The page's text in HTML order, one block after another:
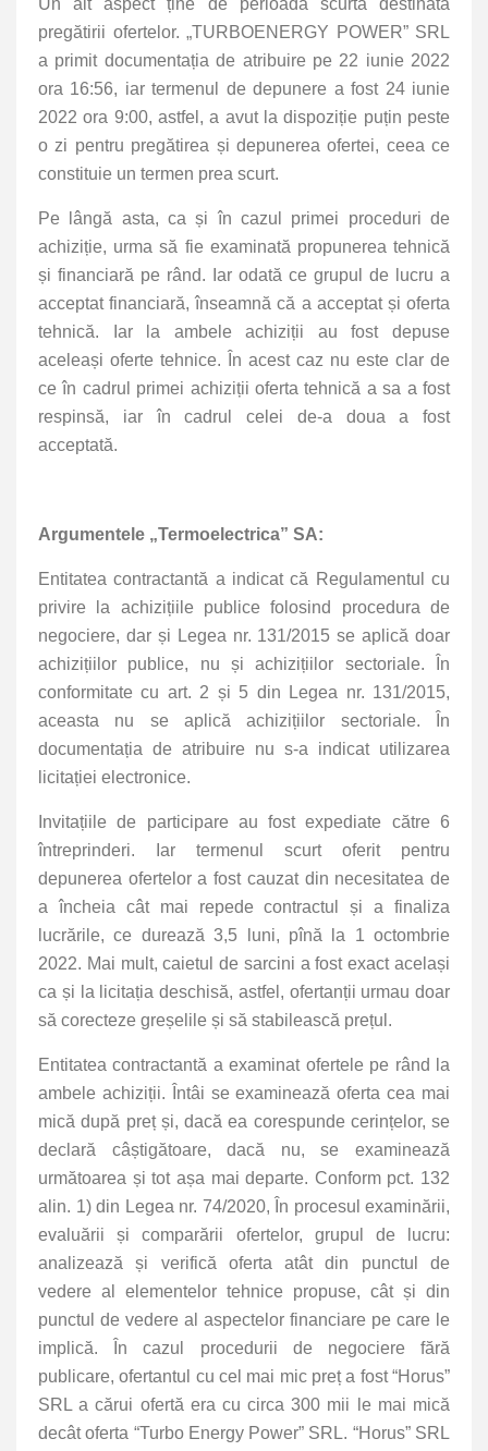
Un alt aspect ține de perioada scurtă destinată
pregătirii ofertelor. „TURBOENERGY POWER” SRL
a primit documentația de atribuire pe 22 iunie 2022
ora 16:56, iar termenul de depunere a fost 24 iunie
2022 ora 9:00, astfel, a avut la dispoziție puțin peste
o zi pentru pregătirea și depunerea ofertei, ceea ce
constituie un termen prea scurt.
Pe lângă asta, ca și în cazul primei proceduri de
achiziție, urma să fie examinată propunerea tehnică
și financiară pe rând. Iar odată ce grupul de lucru a
acceptat financiară, înseamnă că a acceptat și oferta
tehnică. Iar la ambele achiziții au fost depuse
aceleași oferte tehnice. În acest caz nu este clar de
ce în cadrul primei achiziții oferta tehnică a sa a fost
respinsă, iar în cadrul celei de-a doua a fost
acceptată.
Argumentele „Termoelectrica” SA:
Entitatea contractantă a indicat că Regulamentul cu
privire la achizițiile publice folosind procedura de
negociere, dar și Legea nr. 131/2015 se aplică doar
achizițiilor publice, nu și achizițiilor sectoriale. În
conformitate cu art. 2 și 5 din Legea nr. 131/2015,
aceasta nu se aplică achizițiilor sectoriale. În
documentația de atribuire nu s-a indicat utilizarea
licitației electronice.
Invitațiile de participare au fost expediate către 6
întreprinderi. Iar termenul scurt oferit pentru
depunerea ofertelor a fost cauzat din necesitatea de
a încheia cât mai repede contractul și a finaliza
lucrările, ce durează 3,5 luni, pînă la 1 octombrie
2022. Mai mult, caietul de sarcini a fost exact același
ca și la licitația deschisă, astfel, ofertanții urmau doar
să corecteze greșelile și să stabilească prețul.
Entitatea contractantă a examinat ofertele pe rând la
ambele achiziții. Întâi se examinează oferta cea mai
mică după preț și, dacă ea corespunde cerințelor, se
declară câștigătoare, dacă nu, se examinează
următoarea și tot așa mai departe. Conform pct. 132
alin. 1) din Legea nr. 74/2020, În procesul examinării,
evaluării și comparării ofertelor, grupul de lucru:
analizează și verifică oferta atât din punctul de
vedere al elementelor tehnice propuse, cât și din
punctul de vedere al aspectelor financiare pe care le
implică. În cazul procedurii de negociere fără
publicare, ofertantul cu cel mai mic preț a fost “Horus”
SRL a cărui ofertă era cu circa 300 mii le mai mică
decât oferta “Turbo Energy Power” SRL. “Horus” SRL